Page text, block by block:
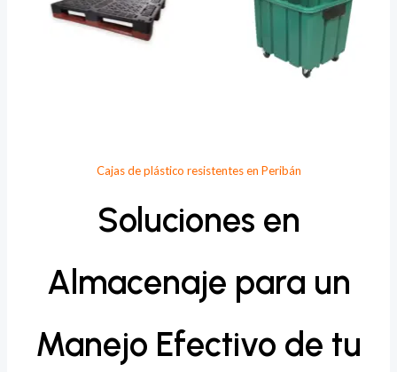
Cajas de plástico resistentes en Peribán
Soluciones en
Almacenaje para un
Manejo Efectivo de tu